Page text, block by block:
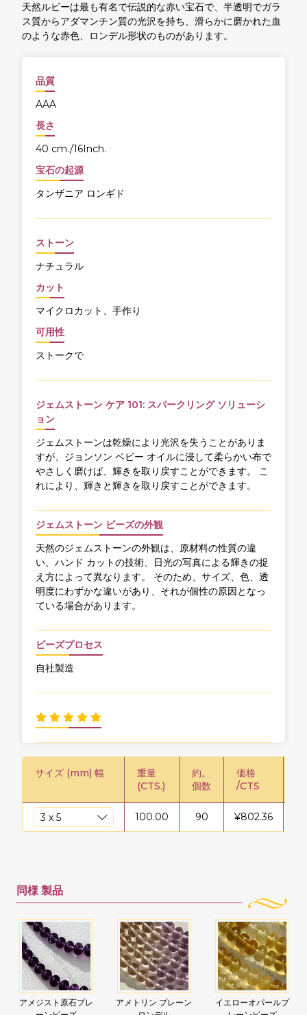
天然ルビーは最も有名で伝説的な赤い宝石で、半透明でガラ
ス質からアダマンチン質の光沢を持ち、滑らかに磨かれた血
のような赤色、ロンデル形状のものがあります。
品質
AAA
長さ
40 cm./16Inch.
宝石の起源
タンザニア ロンギド
ストーン
ナチュラル
カット
マイクロカット、手作り
可用性
ストークで
ジェムストーン ケア 101: スパークリング ソリューシ
ョン
ジェムストーンは乾燥により光沢を失うことがありま
すが、ジョンソン ベビー オイルに浸して柔らかい布で
やさしく磨けば、輝きを取り戻すことができます。 こ
れにより、輝きと輝きを取り戻すことができます。
ジェムストーン ビーズの外観
天然のジェムストーンの外観は、原材料の性質の違
い、ハンド カットの技術、日光の写真による輝きの捉
え方によって異なります。 そのため、サイズ、色、透
明度にわずかな違いがあり、それが個性の原因となっ
ている場合があります。
ビーズプロセス
自社製造
サイズ (mm) 幅
重量
(CTS.)
約。
個数
価格
/CTS
100.00 90 ¥802.36
同様 製品
アメジスト原石プレ
アメトリン プレーン
イエローオパールプ